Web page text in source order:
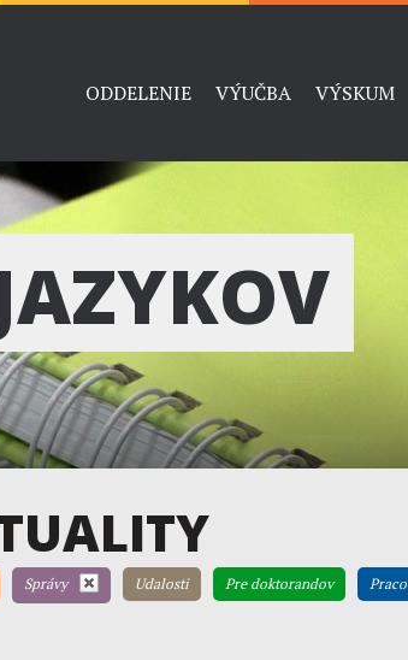
ODDELENIE VÝUČBA VÝSKUM
Správy Udalosti Pre doktorandov